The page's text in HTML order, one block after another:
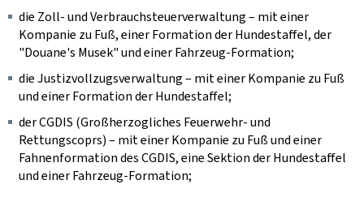
die Zoll- und Verbrauchsteuerverwaltung – mit einer
Kompanie zu Fuß, einer Formation der Hundestaffel, der
"Douane's Musek"und einer Fahrzeug-Formation;
die Justizvollzugsverwaltung – mit einer Kompanie zu Fuß
und einer Formation der Hundestaffel;
der CGDIS (Großherzogliches Feuerwehr- und
Rettungscoprs) – mit einer Kompanie zu Fuß und einer
Fahnenformation des CGDIS, eine Sektion der Hundestaffel
und einer Fahrzeug-Formation;